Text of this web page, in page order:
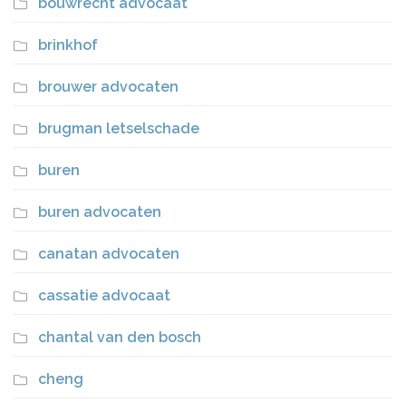
brinkhof
brouwer advocaten
brugman letselschade
buren
buren advocaten
canatan advocaten
cassatie advocaat
chantal van den bosch
cheng